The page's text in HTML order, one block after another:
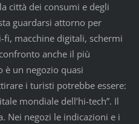
città dei consumi e degli
guardarsi attorno per
macchine digitali, schermi
anche il più
è un negozio quasi
i turisti potrebbe essere:
mondiale dell’hi-tech”. Il
Nei negozi le indicazioni e i